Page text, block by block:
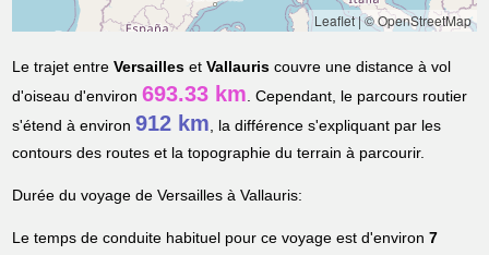
Leaflet|© OpenStreetMap
Le trajet entreVersailles etVallauris couvre une distance à vol
d'oiseau d'environ693.33 km. Cependant, le parcours routier
s'étend à environ912 km, la différence s'expliquant par les
contours des routes et la topographie du terrain à parcourir.
Durée du voyage de Versailles à Vallauris:
Le temps de conduite habituel pour ce voyage est d'environ7